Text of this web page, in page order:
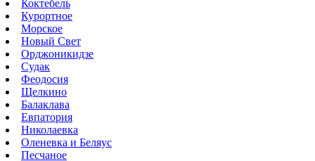
Коктебель
Курортное
Морское
Новый Свет
Орджоникидзе
Судак
Феодосия
Щелкино
Балаклава
Евпатория
Николаевка
Оленевка и Беляус
Песчаное